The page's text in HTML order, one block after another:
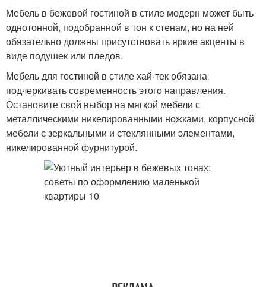
Мебель в бежевой гостиной в стиле модерн может быть
однотонной, подобранной в тон к стенам, но на ней
обязательно должны присутствовать яркие акценты в
виде подушек или пледов.
Мебель для гостиной в стиле хай-тек обязана
подчеркивать современность этого направления.
Остановите свой выбор на мягкой мебели с
металлическими никелированными ножками, корпусной
мебели с зеркальными и стеклянными элементами,
никелированной фурнитурой.